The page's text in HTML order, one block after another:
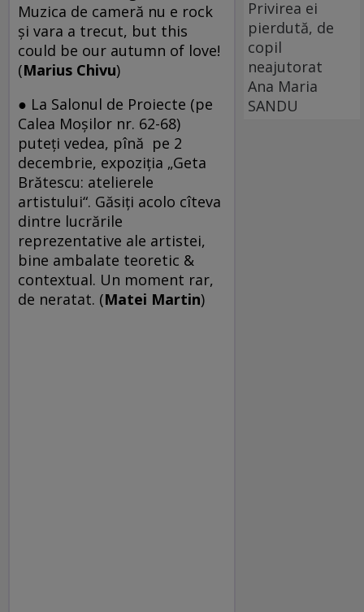
Muzica de cameră nu e rock
şi vara a trecut, but this
could be our autumn of love!
(Marius Chivu)
● La Salonul de Proiecte (pe
Calea Moşilor nr. 62-68)
puteţi vedea, pînă pe 2
decembrie, expoziţia „Geta
Brătescu: atelierele
artistului“. Găsiţi acolo cîteva
dintre lucrările
reprezentative ale artistei,
bine ambalate teoretic &
contextual. Un moment rar,
de neratat. (Matei Martin)
Privirea ei
pierdută, de
copil
neajutorat
Ana Maria
SANDU